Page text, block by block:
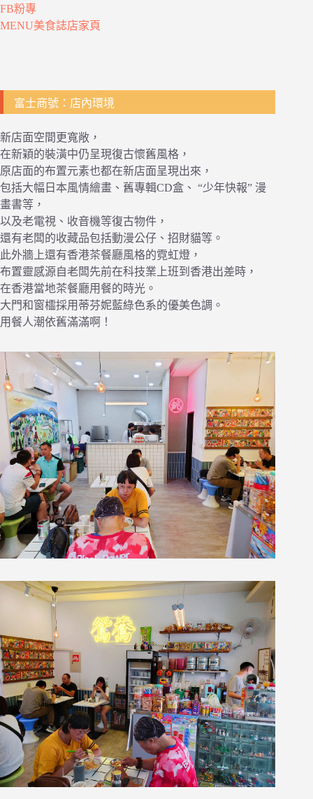
FB粉專
MENU美食誌店家頁
富士商號：店內環境
新店面空間更寬敞，
在新穎的裝潢中仍呈現復古懷舊風格，
原店面的布置元素也都在新店面呈現出來，
包括大幅日本風情繪畫、舊專輯CD盒、 “少年快報” 漫
畫書等，
以及老電視、收音機等復古物件，
還有老闆的收藏品包括動漫公仔、招財貓等。
此外牆上還有香港茶餐廳風格的霓虹燈，
布置靈感源自老闆先前在科技業上班到香港出差時，
在香港當地茶餐廳用餐的時光。
大門和窗櫺採用蒂芬妮藍綠色系的優美色調。
用餐人潮依舊滿滿啊！